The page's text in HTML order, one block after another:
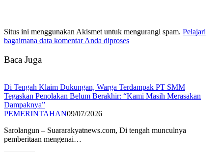
Situs ini menggunakan Akismet untuk mengurangi spam. Pelajari
bagaimana data komentar Anda diproses
Baca Juga
Di Tengah Klaim Dukungan, Warga Terdampak PT SMM
Tegaskan Penolakan Belum Berakhir: “Kami Masih Merasakan
Dampaknya”
PEMERINTAHAN09/07/2026
Sarolangun – Suararakyatnews.com, Di tengah munculnya
pemberitaan mengenai…